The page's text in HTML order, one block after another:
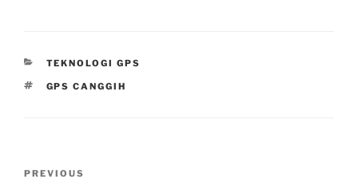
CATEGORIES
TEKNOLOGI GPS
TAGS
GPS CANGGIH
Previous
PREVIOUS